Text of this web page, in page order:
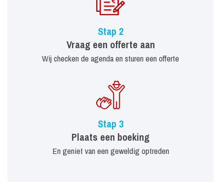
Stap 2
Vraag een offerte aan
Wij checken de agenda en sturen een offerte
Stap 3
Plaats een boeking
En geniet van een geweldig optreden